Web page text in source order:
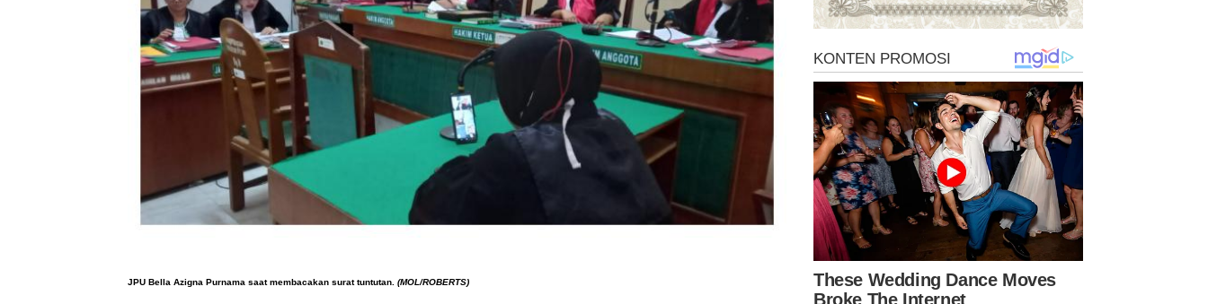
JPU Bella Azigna Purnama saat membacakan surat tuntutan. (MOL/ROBERTS)